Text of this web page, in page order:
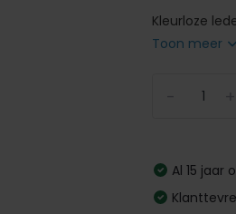
Kleurloze
Toon meer
Al 15 jaar